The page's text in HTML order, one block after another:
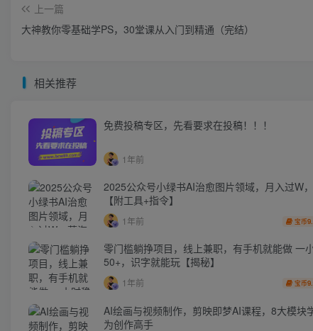
上一篇
大神教你零基础学PS，30堂课从入门到精通（完结）
相关推荐
免费投稿专区，先看要求在投稿！！！
1年前
2025公众号小绿书AI治愈图片领域，月入过W
【附工具+指令】
1年前 宝币
零门槛躺挣项目，线上兼职，有手机就能做 一
50+，识字就能玩【揭秘】
1年前 宝币
AI绘画与视频制作，剪映即梦AI课程，8大模块
为创作高手